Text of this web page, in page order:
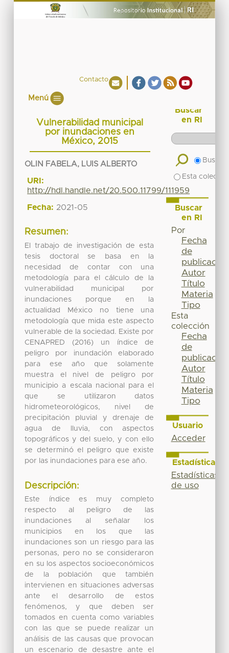
Contacto
Menú
Vulnerabilidad municipal
por inundaciones en
México, 2015
OLIN FABELA, LUIS ALBERTO
URI:
http://hdl.handle.net/20.500.11799/111959
Fecha: 2021-05
Resumen:
El trabajo de investigación de esta
tesis doctoral se basa en la
necesidad de contar con una
metodología para el cálculo de la
vulnerabilidad municipal por
inundaciones porque en la
actualidad México no tiene una
metodología que mida este aspecto
vulnerable de la sociedad. Existe por
CENAPRED (2016) un índice de
peligro por inundación elaborado
para ese año que solamente
muestra el nivel de peligro por
municipio a escala nacional para el
que se utilizaron datos
hidrometeorológicos, nivel de
precipitación pluvial y drenaje de
agua de lluvia, con aspectos
topográficos y del suelo, y con ello
se determinó el peligro que existe
por las inundaciones para ese año.
Descripción:
Este índice es muy completo
respecto al peligro de las
inundaciones al señalar los
municipios en los que las
inundaciones son un riesgo para las
personas, pero no se consideraron
en su los aspectos socioeconómicos
de la población que también
intervienen en situaciones adversas
ante el desarrollo de estos
fenómenos, y que deben ser
tomados en cuenta como variables
con las que se puede realizar un
análisis de las causas que provocan
un escenario de desastre ante el
Buscar
en RI
Buscar
Esta
Buscar
en RI
Por
Fecha
de
publicación
Autor
Título
Materia
Tipo
Esta
colección
Fecha
de
publicación
Autor
Título
Materia
Tipo
Usuario
Acceder
Estadísticas
Estadísticas
de uso